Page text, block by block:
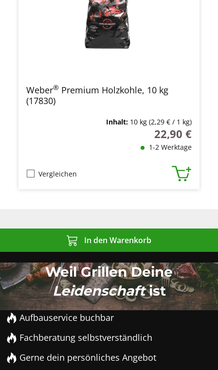
Weber® Premium Holzkohle, 10 kg
(17830)
Inhalt: 10 kg (2,29 € / 1 kg)
Regulärer Preis:
22,90 €
1-2 Werktage
Vergleichen
In den Warenkorb
Weil Grillen Deine
Leidenschaftist
Aufbauservice buchbar
Fachberatung selbstverständlich
Gerne dein persönliches Angebot